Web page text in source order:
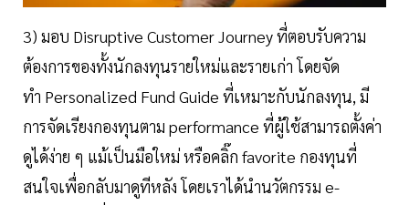
3) มอบ Disruptive Customer Journey ที่ตอบรับความ
ต้องการของทั้งนักลงทุนรายใหม่และรายเก่า โดยจัด
ทำ Personalized Fund Guide ที่เหมาะกับนักลงทุน, มี
การจัดเรียงกองทุนตาม performance ที่ผู้ใช้สามารถตั้งค่า
ดูได้ง่าย ๆ แม้เป็นมือใหม่ หรือคลิ๊ก favorite กองทุนที่
สนใจเพื่อกลับมาดูทีหลัง โดยเราได้นำนวัตกรรม e-